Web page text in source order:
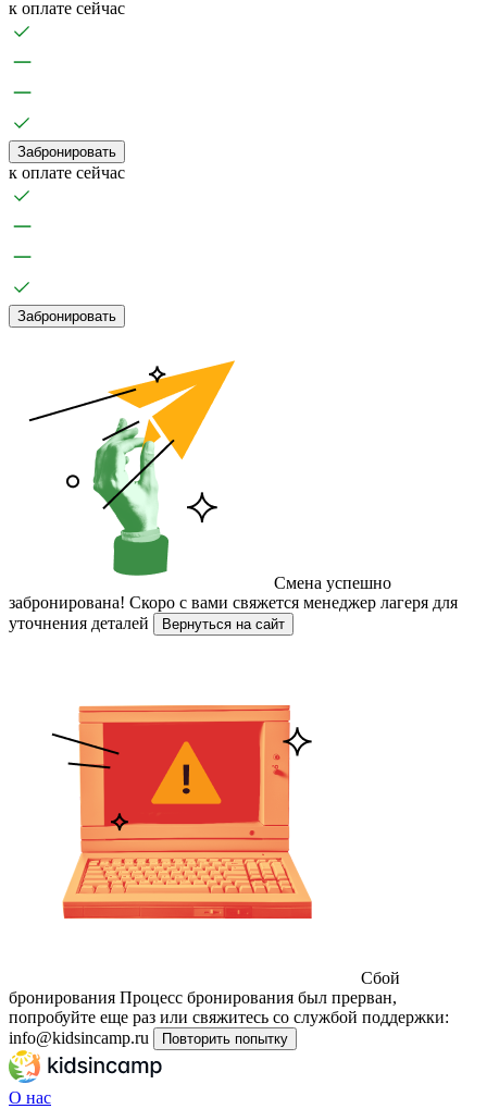
к оплате сейчас
Забронировать
к оплате сейчас
Забронировать
Смена успешно
забронирована! Скоро с вами свяжется менеджер лагеря для
уточнения деталей
Вернуться на сайт
Сбой
бронирования Процесс бронирования был прерван,
попробуйте еще раз или свяжитесь со службой поддержки:
info@kidsincamp.ru
Повторить попытку
О нас